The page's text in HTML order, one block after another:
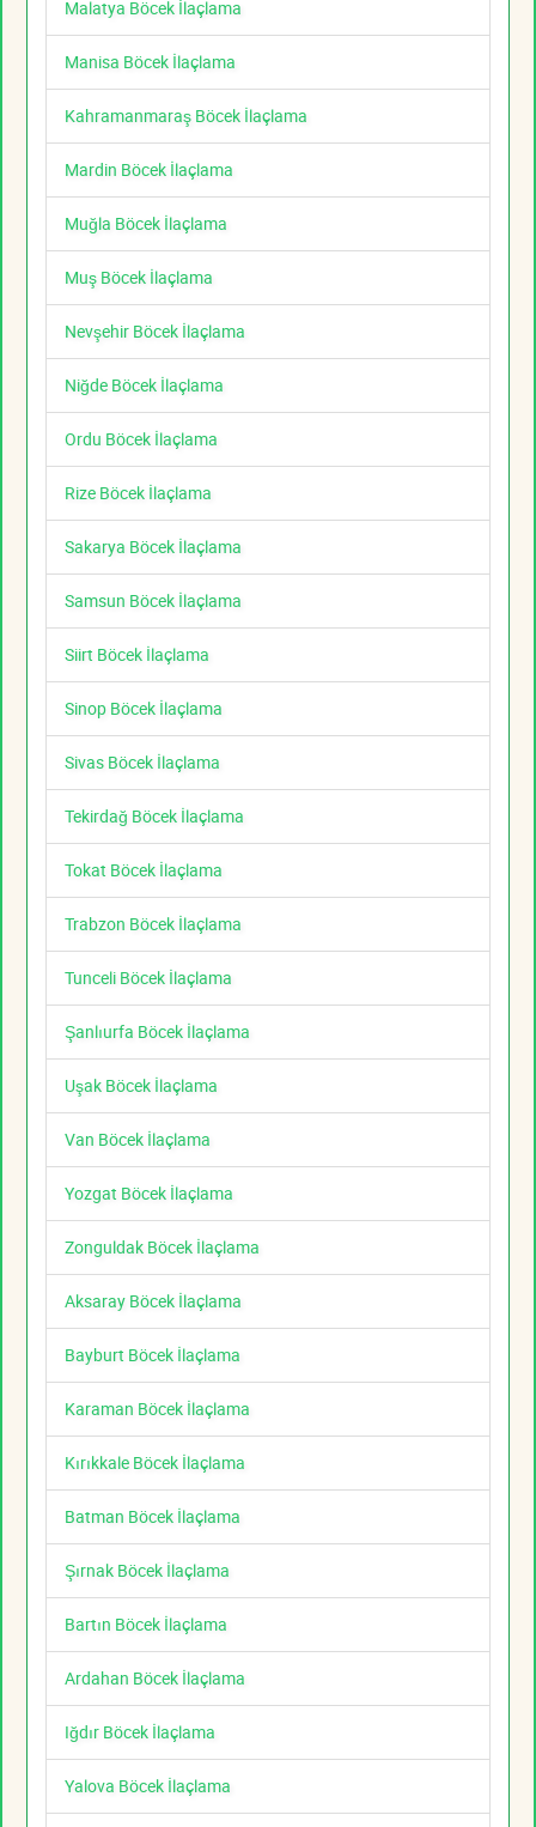
Malatya Böcek İlaçlama
Manisa Böcek İlaçlama
Kahramanmaraş Böcek İlaçlama
Mardin Böcek İlaçlama
Muğla Böcek İlaçlama
Muş Böcek İlaçlama
Nevşehir Böcek İlaçlama
Niğde Böcek İlaçlama
Ordu Böcek İlaçlama
Rize Böcek İlaçlama
Sakarya Böcek İlaçlama
Samsun Böcek İlaçlama
Siirt Böcek İlaçlama
Sinop Böcek İlaçlama
Sivas Böcek İlaçlama
Tekirdağ Böcek İlaçlama
Tokat Böcek İlaçlama
Trabzon Böcek İlaçlama
Tunceli Böcek İlaçlama
Şanlıurfa Böcek İlaçlama
Uşak Böcek İlaçlama
Van Böcek İlaçlama
Yozgat Böcek İlaçlama
Zonguldak Böcek İlaçlama
Aksaray Böcek İlaçlama
Bayburt Böcek İlaçlama
Karaman Böcek İlaçlama
Kırıkkale Böcek İlaçlama
Batman Böcek İlaçlama
Şırnak Böcek İlaçlama
Bartın Böcek İlaçlama
Ardahan Böcek İlaçlama
Iğdır Böcek İlaçlama
Yalova Böcek İlaçlama